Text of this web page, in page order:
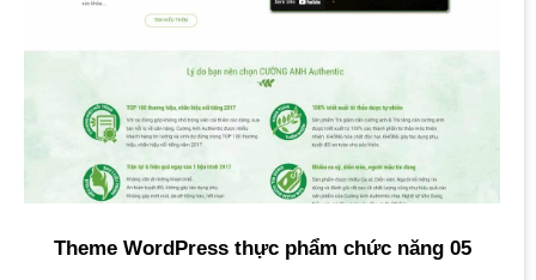
Theme WordPress thực phẩm chức năng 05